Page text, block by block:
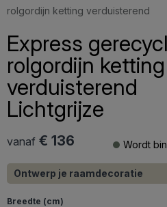
rolgordijn ketting verduisterend
Express
rolgordijn ketting
verduisterend
Lichtgrijze
vanaf € 136 Wordt
Ontwerp je raamdecoratie
Breedte (cm)